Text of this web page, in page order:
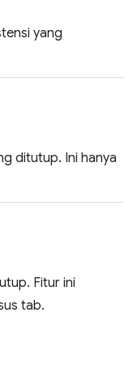
yang
ditutup. Ini hanya
Fitur ini
tab.